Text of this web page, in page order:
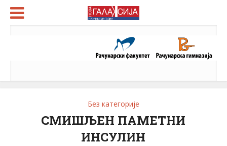
Без категорије
СМИШЉЕН ПАМЕТНИ
ИНСУЛИН